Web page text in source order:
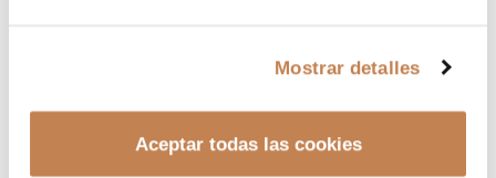
Mostrar detalles
Aceptar todas las cookies
ACCESIBILIDAD - AUDITORIO- Distribución
butacas Leer más
GUÍA DE ACCESIBILIDAD EUSKALDUNA